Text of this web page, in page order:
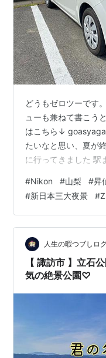
どうもゼロツーです
ューも兼ねて書こう
はこちら↓
たいなと思い、夏が
に行ってきました 駅
すね \ｺﾝﾆﾁﾊ/ トヨタ
渓谷、御岳昇仙峡に
くと緑豊かになって
行けて、展望台があ
ったです しかし… （
#Nikon #山梨 #昇
#新日本三大夜景 #
人生の暇つブしロ
【 諏訪市 】立石
気の絶景公園♡